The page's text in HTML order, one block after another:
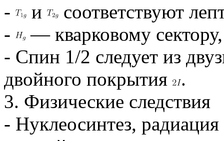
- и соответствуют
-
— кварковому сектору,
- Спин 1/2 следует из
двойного покрытия
.
3. Физические следствия
- Нуклеосинтез,